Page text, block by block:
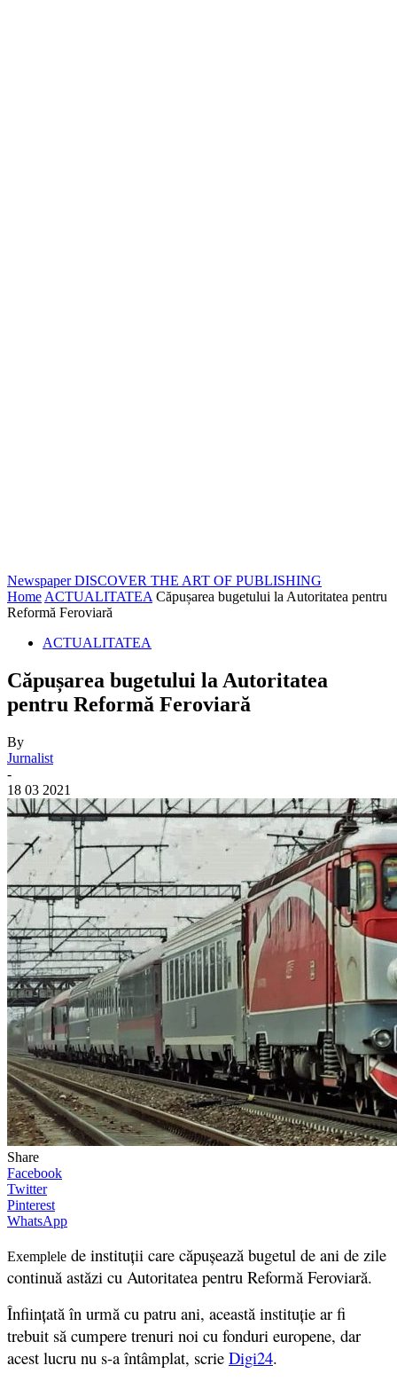
Newspaper DISCOVER THE ART OF PUBLISHING
Home ACTUALITATEA Căpușarea bugetului la Autoritatea pentru
Reformă Feroviară
ACTUALITATEA
Căpușarea bugetului la Autoritatea
pentru Reformă Feroviară
By
Jurnalist
-
18 03 2021
Share
Facebook
Twitter
Pinterest
WhatsApp
Exemplele de instituții care căpușează bugetul de ani de zile
continuă astăzi cu Autoritatea pentru Reformă Feroviară.
Înființată în urmă cu patru ani, această instituție ar fi
trebuit să cumpere trenuri noi cu fonduri europene, dar
acest lucru nu s-a întâmplat, scrie Digi24.